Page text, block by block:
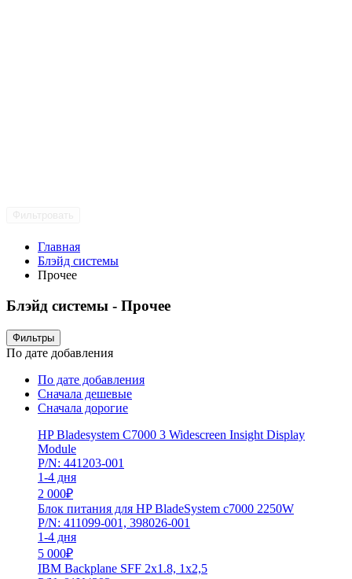
Главная
Блэйд системы
Прочее
Блэйд системы - Прочее
Фильтры
По дате добавления
По дате добавления
Сначала дешевые
Сначала дорогие
HP Bladesystem C7000 3 Widescreen Insight Display
Module
P/N: 441203-001
1-4 дня
2 000₽
Блок питания для HP BladeSystem с7000 2250W
P/N: 411099-001, 398026-001
1-4 дня
5 000₽
IBM Backplane SFF 2x1.8, 1x2,5